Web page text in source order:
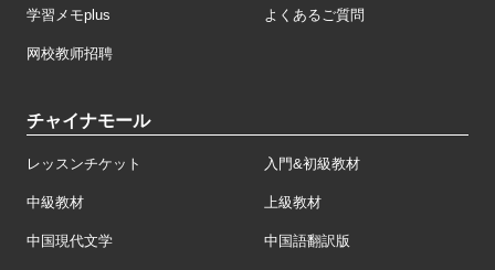
学習メモplus よくあるご質問
网校教师招聘
チャイナモール
レッスンチケット 入門&初級教材
中級教材 上級教材
中国現代文学 中国語翻訳版